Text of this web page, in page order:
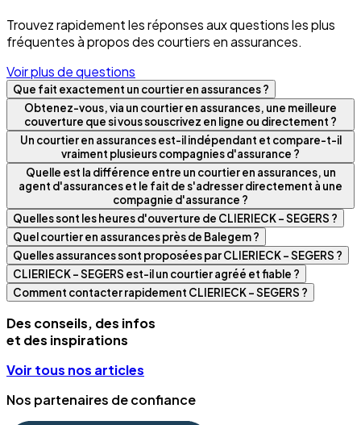
Trouvez rapidement les réponses aux questions les plus
fréquentes à propos des courtiers en assurances.
Voir plus de questions
Que fait exactement un courtier en assurances ?
Obtenez-vous, via un courtier en assurances, une meilleure
couverture que si vous souscrivez en ligne ou directement ?
Un courtier en assurances est-il indépendant et compare-t-il
vraiment plusieurs compagnies d'assurance ?
Quelle est la différence entre un courtier en assurances, un
agent d'assurances et le fait de s'adresser directement à une
compagnie d'assurance ?
Quelles sont les heures d'ouverture de CLIERIECK – SEGERS ?
Quel courtier en assurances près de Balegem ?
Quelles assurances sont proposées par CLIERIECK – SEGERS ?
CLIERIECK – SEGERS est-il un courtier agréé et fiable ?
Comment contacter rapidement CLIERIECK – SEGERS ?
Des conseils, des infos
et des inspirations
Voir tous nos articles
Nos partenaires de confiance